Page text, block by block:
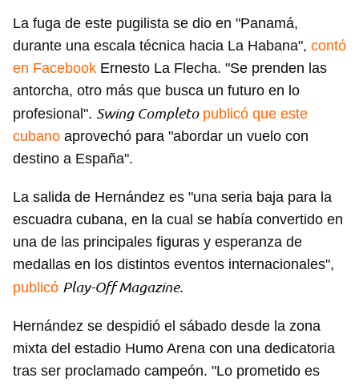
La fuga de este pugilista se dio en "Panamá,
durante una escala técnica hacia La Habana", contó
en Facebook Ernesto La Flecha. "Se prenden las
antorcha, otro más que busca un futuro en lo
profesional". Swing Completo publicó que este
cubano aprovechó para "abordar un vuelo con
destino a España".
La salida de Hernández es "una seria baja para la
escuadra cubana, en la cual se había convertido en
una de las principales figuras y esperanza de
medallas en los distintos eventos internacionales",
publicó Play-Off Magazine.
Hernández se despidió el sábado desde la zona
mixta del estadio Humo Arena con una dedicatoria
tras ser proclamado campeón. "Lo prometido es